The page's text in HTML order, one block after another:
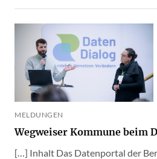
MELDUNGEN
Wegweiser Kommune beim
[…] Inhalt Das Datenportal der